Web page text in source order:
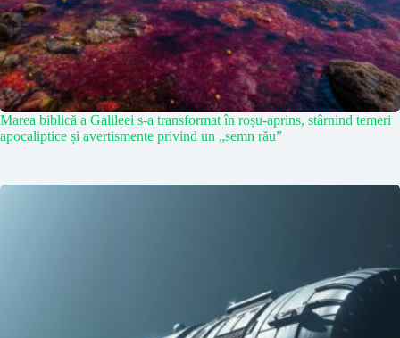
Marea biblică a Galileei s-a transformat în roșu-aprins, stârnind temeri
apocaliptice și avertismente privind un „semn rău”